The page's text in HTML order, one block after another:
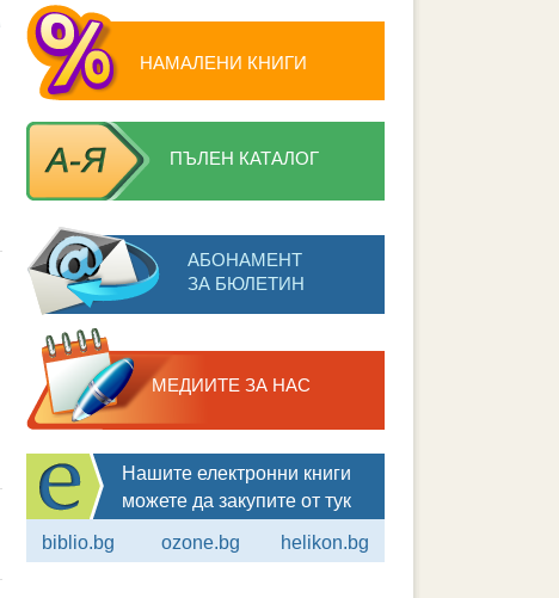
НАМАЛЕНИ КНИГИ
ПЪЛЕН КАТАЛОГ
АБОНАМЕНТ
ЗА БЮЛЕТИН
МЕДИИТЕ ЗА НАС
Нашите електронни книги
можете да закупите от тук
biblio.bg ozone.bg helikon.bg